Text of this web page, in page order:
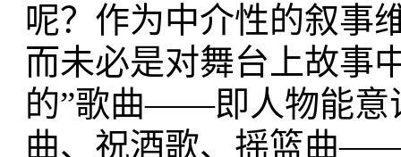
呢？作为中介性的叙事
而未必是对舞台上故事
的”歌曲——即人物能意
曲、祝酒歌、摇篮曲